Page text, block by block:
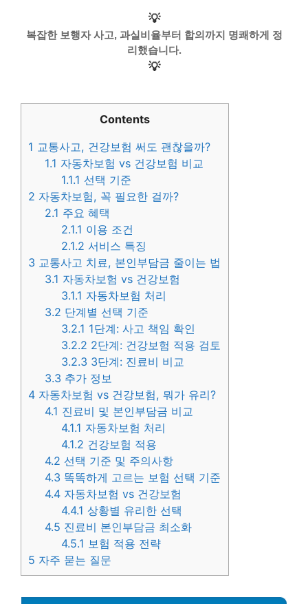
💡
복잡한 보행자 사고, 과실비율부터 합의까지 명쾌하게 정
리했습니다.
💡
Contents
1 교통사고, 건강보험 써도 괜찮을까?
1.1 자동차보험 vs 건강보험 비교
1.1.1 선택 기준
2 자동차보험, 꼭 필요한 걸까?
2.1 주요 혜택
2.1.1 이용 조건
2.1.2 서비스 특징
3 교통사고 치료, 본인부담금 줄이는 법
3.1 자동차보험 vs 건강보험
3.1.1 자동차보험 처리
3.2 단계별 선택 기준
3.2.1 1단계: 사고 책임 확인
3.2.2 2단계: 건강보험 적용 검토
3.2.3 3단계: 진료비 비교
3.3 추가 정보
4 자동차보험 vs 건강보험, 뭐가 유리?
4.1 진료비 및 본인부담금 비교
4.1.1 자동차보험 처리
4.1.2 건강보험 적용
4.2 선택 기준 및 주의사항
4.3 똑똑하게 고르는 보험 선택 기준
4.4 자동차보험 vs 건강보험
4.4.1 상황별 유리한 선택
4.5 진료비 본인부담금 최소화
4.5.1 보험 적용 전략
5 자주 묻는 질문